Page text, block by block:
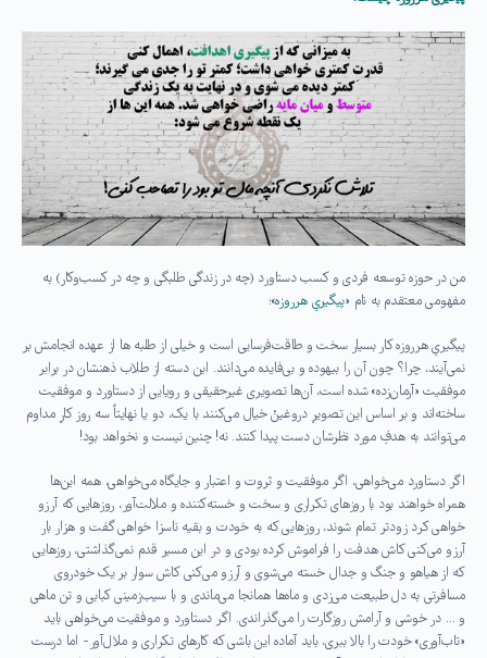
من در حوزه توسعه فردی و کسب دستاورد (چه در زندگی طلبگی و چه در کسب‌و‌کار) به
مفهومی معتقدم به نام «پیگیریِ هرروزه»؛
پیگیریِ هرروزه کار بسیار سخت و طاقت‌فرسایی است و خیلی از طلبه ها از عهده انجامش بر
نمی‌آیند، چرا؟ چون آن را بیهوده و بی‌فایده می‌دانند. این دسته از طلاب ذهنشان در برابر
موفقیت «آرمان‌زده» شده است، آن‌ها تصویری غیرحقیقی و رویایی از دستاورد و موفقیت
ساخته‌اند و بر اساس این تصویرِ دروغینْ خیال می‌کنند با یک، دو یا نهایتاً سه روز کارِ مداوم
می‌توانند به هدفِ مورد نظرشان دست پیدا کنند. نه! چنین نیست و نخواهد بود!
اگر دستاورد می‌خواهی، اگر موفقیت و ثروت و اعتبار و جایگاه می‌خواهی، همه این‌ها
همراه خواهند بود با روزهای تکراری و سخت و خسته‌کننده و ملالت‌آور، روزهایی که آرزو
خواهی کرد زودتر تمام شوند، روزهایی که به خودت و بقیه ناسزا خواهی گفت و هزار بار
آرزو می‌کنی کاش هدفت را فراموش کرده بودی و در این مسیر قدم نمی‌گذاشتی، روزهایی
که از هیاهو و جنگ و جدال خسته می‌شوی و آرزو می‌کنی کاش سوار بر یک خودروی
مسافرتی به دل طبیعت می‌زدی و ماه‌ها همانجا می‌ماندی و با سیب‌زمینی کبابی و تن ماهی
و … در خوشی و آرامش روزگارت را می‌گذراندی. اگر دستاورد و موفقیت می‌خواهی باید
«تاب‌آوری» خودت را بالا ببری، باید آماده این باشی که کارهای تکراری و ملال‌آور- اما درست